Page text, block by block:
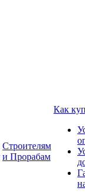
Строителям
и Прорабам
Как